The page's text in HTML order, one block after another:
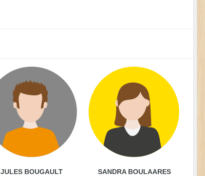
JULES BOUGAULT SANDRA BOULAARES